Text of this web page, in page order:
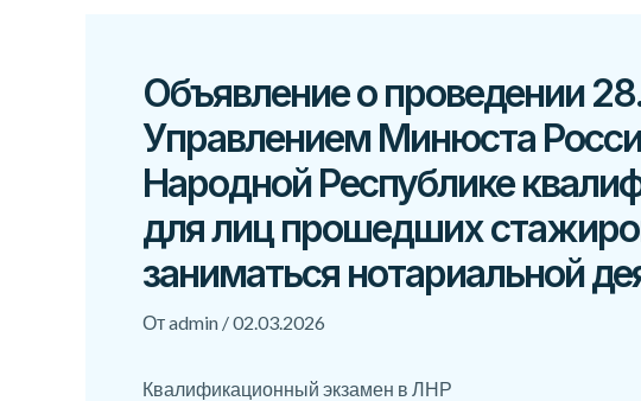
Объявление о проведении
Управлением Минюста
Народной Республике
для лиц прошедших
заниматься нотариальной
Отadmin /02.03.2026
Квалификационный экзамен в ЛНР